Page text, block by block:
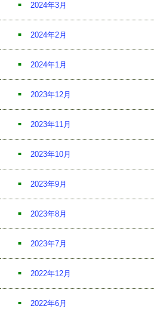
2024年3月
2024年2月
2024年1月
2023年12月
2023年11月
2023年10月
2023年9月
2023年8月
2023年7月
2022年12月
2022年6月